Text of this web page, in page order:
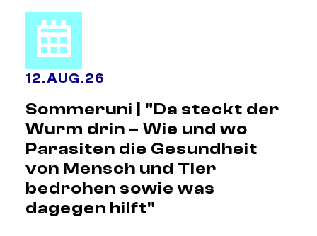
12.AUG.26
Sommeruni | "Da steckt der
Wurm drin – Wie und wo
Parasiten die Gesundheit
von Mensch und Tier
bedrohen sowie was
dagegen hilft"